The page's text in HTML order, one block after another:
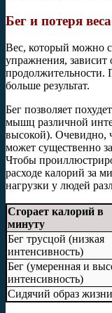
Бег и потеря веса
Вес, который можно
упражнения, зависит
продолжительности.
больше результат.
Бег позволяет
мышц различной
высокой). Очевидно,
может существенно
Чтобы
расходе калорий за
нагрузки у людей
Сгорает калорий в
минуту
Бег трусцой (низкая
интенсивность)
Бег (умеренная и
интенсивность)
Сидячий образ жизни